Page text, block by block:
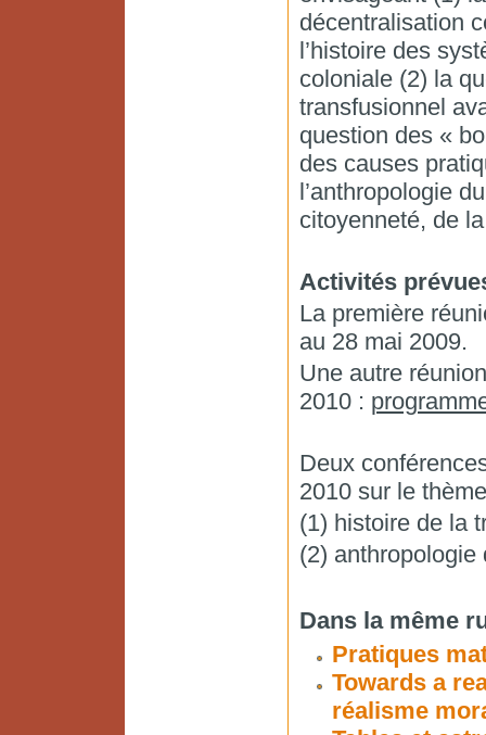
décentralisation
l’histoire des
coloniale (2) la
transfusionnel
question des «
des causes
l’anthropologie
citoyenneté, de
Activités
La première
au 28 mai 2009.
Une autre
2010 :
Deux
2010 sur le thème
(1) histoire de la
(2) anthropologie
Dans la même
Pratiques
Towards a
réalisme